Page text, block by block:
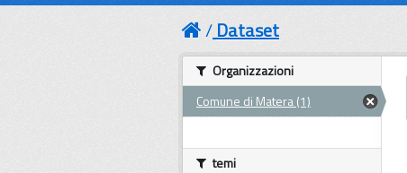
Dataset
Organizzazioni
Comune di Matera (1)
temi